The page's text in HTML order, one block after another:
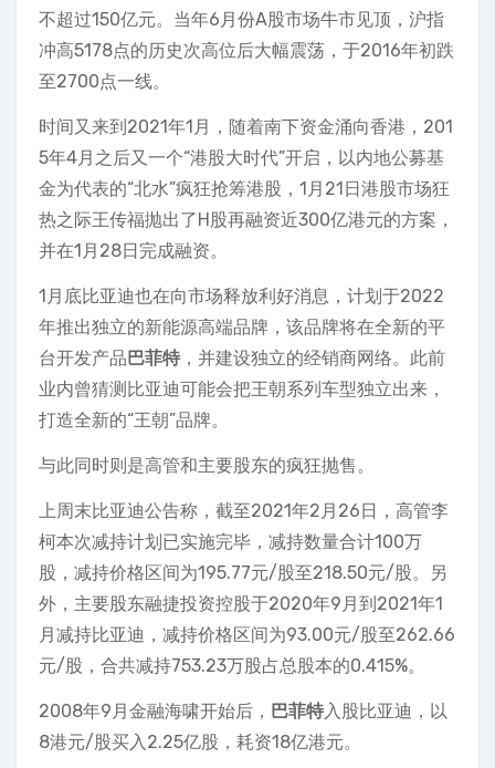
不超过150亿元。当年6月份A股市场牛市见顶，沪指
冲高5178点的历史次高位后大幅震荡，于2016年初跌
至2700点一线。
时间又来到2021年1月，随着南下资金涌向香港，201
5年4月之后又一个“港股大时代”开启，以内地公募基
金为代表的“北水”疯狂抢筹港股，1月21日港股市场狂
热之际王传福抛出了H股再融资近300亿港元的方案，
并在1月28日完成融资。
1月底比亚迪也在向市场释放利好消息，计划于2022
年推出独立的新能源高端品牌，该品牌将在全新的平
台开发产品巴菲特，并建设独立的经销商网络。此前
业内曾猜测比亚迪可能会把王朝系列车型独立出来，
打造全新的“王朝”品牌。
与此同时则是高管和主要股东的疯狂抛售。
上周末比亚迪公告称，截至2021年2月26日，高管李
柯本次减持计划已实施完毕，减持数量合计100万
股，减持价格区间为195.77元/股至218.50元/股。另
外，主要股东融捷投资控股于2020年9月到2021年1
月减持比亚迪，减持价格区间为93.00元/股至262.66
元/股，合共减持753.23万股占总股本的0.415%。
2008年9月金融海啸开始后， 巴菲特入股比亚迪，以
8港元/股买入2.25亿股，耗资18亿港元。